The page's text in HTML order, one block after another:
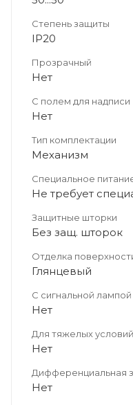
Степень защиты
IP20
Прозрачный
Нет
С полем для надписи
Нет
Тип комплектации
Механизм
Специальное
Не требует
Защитные шторки
Без защ. шторок
Отделка
Глянцевый
С сигнальной
Нет
Для тяжелых
Нет
Дифференциальная
Нет